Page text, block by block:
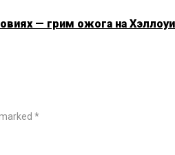
— грим ожога на
*